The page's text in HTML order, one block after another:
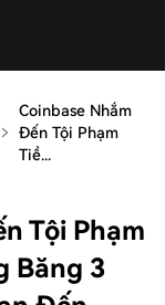
Coinbase Nhắm
Đến Tội Phạm
Tiề...
Tội Phạm
Băng 3